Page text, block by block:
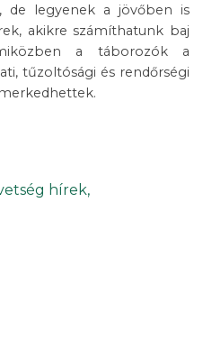
de legyenek a jövőben is
akikre számíthatunk baj
a táborozók a
tűzoltósági és rendőrségi
hírek